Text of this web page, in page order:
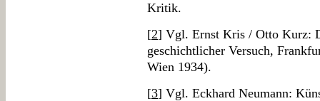
Kritik.
[2] Vgl. Ernst Kris / Otto Kurz:
geschichtlicher Versuch,
Wien 1934).
[3] Vgl. Eckhard Neumann: